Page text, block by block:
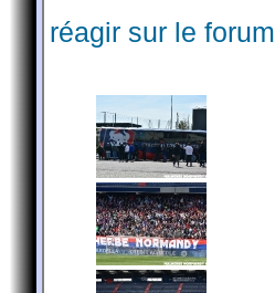
réagir sur le forum